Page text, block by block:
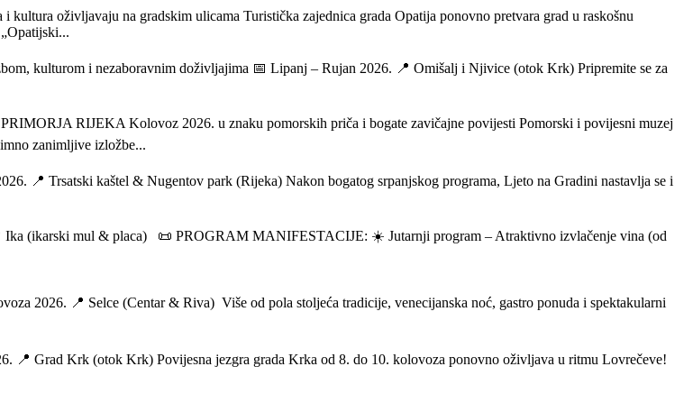
kultura oživljavaju na gradskim ulicama Turistička zajednica grada Opatija ponovno pretvara grad u raskošnu
kulturom i nezaboravnim doživljajima 📅 Lipanj – Rujan 2026. 📍 Omišalj i Njivice (otok Krk) Pripremite se za
RIJEKA Kolovoz 2026. u znaku pomorskih priča i bogate zavičajne povijesti Pomorski i povijesni muzej
zanimljive izložbe...
📍 Trsatski kaštel & Nugentov park (Rijeka) Nakon bogatog srpanjskog programa, Ljeto na Gradini nastavlja se i
Ika (ikarski mul & placa) 📜 PROGRAM MANIFESTACIJE: ☀️ Jutarnji program – Atraktivno izvlačenje vina (od
2026. 📍 Selce (Centar & Riva) Više od pola stoljeća tradicije, venecijanska noć, gastro ponuda i spektakularni
📍 Grad Krk (otok Krk) Povijesna jezgra grada Krka od 8. do 10. kolovoza ponovno oživljava u ritmu Lovrečeve!